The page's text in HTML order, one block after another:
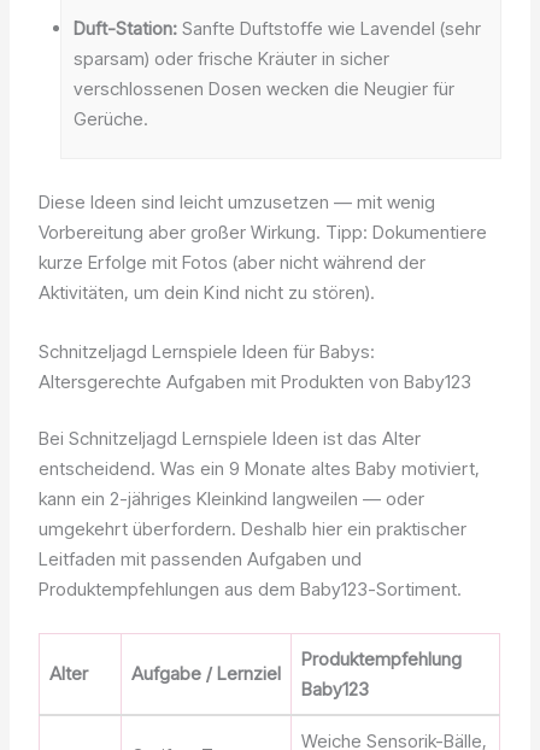
Duft-Station: Sanfte Duftstoffe wie Lavendel (sehr
sparsam) oder frische Kräuter in sicher
verschlossenen Dosen wecken die Neugier für
Gerüche.
Diese Ideen sind leicht umzusetzen — mit wenig
Vorbereitung aber großer Wirkung. Tipp: Dokumentiere
kurze Erfolge mit Fotos (aber nicht während der
Aktivitäten, um dein Kind nicht zu stören).
Schnitzeljagd Lernspiele Ideen für Babys:
Altersgerechte Aufgaben mit Produkten von Baby123
Bei Schnitzeljagd Lernspiele Ideen ist das Alter
entscheidend. Was ein 9 Monate altes Baby motiviert,
kann ein 2-jähriges Kleinkind langweilen — oder
umgekehrt überfordern. Deshalb hier ein praktischer
Leitfaden mit passenden Aufgaben und
Produktempfehlungen aus dem Baby123-Sortiment.
Alter Aufgabe / Lernziel
Produktempfehlung
Baby123
Weiche Sensorik-Bälle,